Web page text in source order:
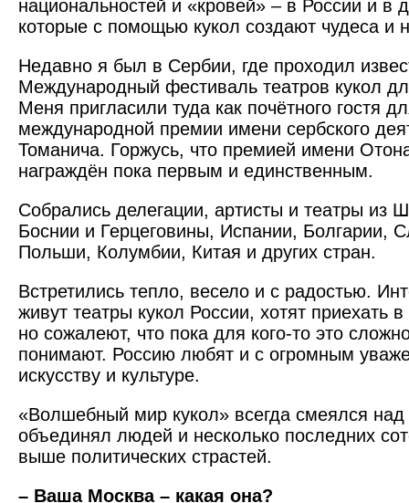
национальностей и «кровей» – в России и в
которые с помощью кукол создают чудеса и
Недавно я был в Сербии, где проходил
Международный фестиваль театров кукол
Меня пригласили туда как почётного гостя
международной премии имени сербского
Томанича. Горжусь, что премией имени
награждён пока первым и единственным.
Собрались делегации, артисты и театры из
Боснии и Герцеговины, Испании, Болгарии,
Польши, Колумбии, Китая и других стран.
Встретились тепло, весело и с радостью.
живут театры кукол России, хотят приехать в
но сожалеют, что пока для кого-то это
понимают. Россию любят и с огромным
искусству и культуре.
«Волшебный мир кукол» всегда смеялся
объединял людей и несколько последних
выше политических страстей.
– Ваша Москва – какая она?